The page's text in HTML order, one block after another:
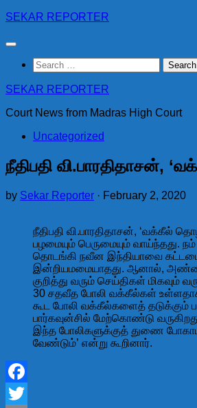
Skip
content
SEKAR REPORTER
Search
for:
SEKAR REPORTER
Court News from Madras High Court
Uncategorized
நீதிபதி வி.பாரதிதாசன்,
by Sekar Reporter · February 2, 2020
நீதிபதி வி.பாரதிதாசன், ‘வக்கீல்
பழமையும் பெருமையும் வாய்ந்தது. நம்
தொடங்கி நவீன இந்தியாவை
இன்றியமமையாதது. ஆனால்,
குறித்து வரும் செய்திகள் மிகவும்
30 சதவீத போலி வக்கீல்கள் உள்ளதாக
கூட போலி வக்கீல்களைத் தடுக்கும்
பார்கவுன்சில் மேற்கொண்டு
இந்த போலிகளுக்குத் துணை
வேண்டும்’ என்று கூறினார்.
Facebook